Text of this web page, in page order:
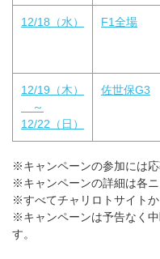
12/18（水） F1全場
12/19（木）
～
12/22（日）
佐世保G3
※キャンペーンの参加には応
※キャンペーンの詳細は各ニ
※すべてチャリロトサイトか
※キャンペーンは予告なく
す。